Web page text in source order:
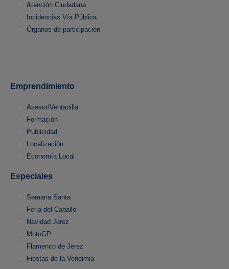
Atención Ciudadana
Incidencias Vía Pública
Órganos de participación
Emprendimiento
Asesor/Ventanilla
Formación
Publicidad
Localización
Economía Local
Especiales
Semana Santa
Feria del Caballo
Navidad Jerez
MotoGP
Flamenco de Jerez
Fiestas de la Vendimia